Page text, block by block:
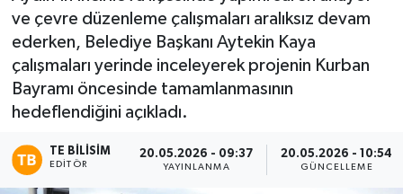
ve çevre düzenleme çalışmaları aralıksız devam
ederken, Belediye Başkanı Aytekin Kaya
çalışmaları yerinde inceleyerek projenin Kurban
Bayramı öncesinde tamamlanmasının
hedeflendiğini açıkladı.
TE BILISIM
EDITÖR
20.05.2026 - 09:37
YAYINLANMA
20.05.2026 - 10:54
GÜNCELLEME